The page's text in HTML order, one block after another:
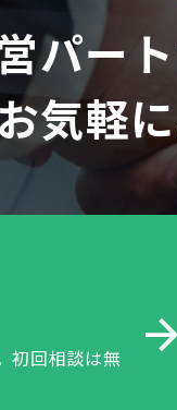
パー
気軽
初回相談は無